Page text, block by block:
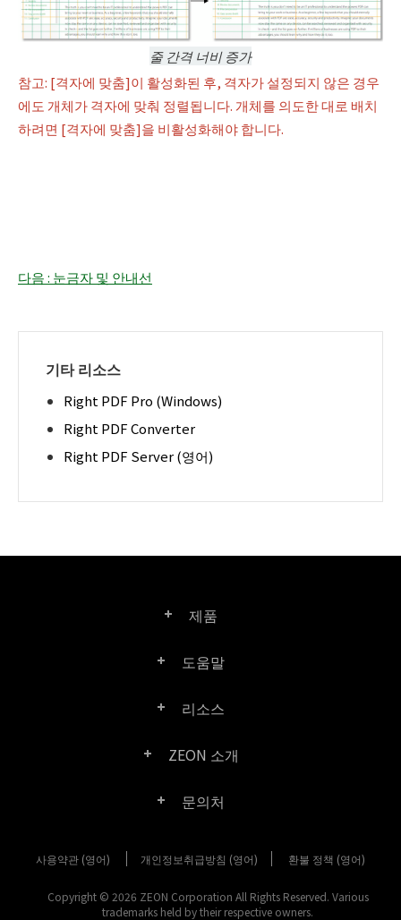
줄 간격 너비 증가
참고: [격자에 맞춤]이 활성화된 후, 격자가 설정되지 않은 경우
에도 개체가 격자에 맞춰 정렬됩니다. 개체를 의도한 대로 배치
하려면 [격자에 맞춤]을 비활성화해야 합니다.
다음 : 눈금자 및 안내선
기타 리소스
Right PDF Pro (Windows)
Right PDF Converter
Right PDF Server (영어)
제품
Right PDF Pro
도움말
FAQ
리소스
제품/라이선스 비교
SDK 리소스 (Right PDF Server 용)
ZEON 소개
회사 소개
미디어 보도
문의처
구매 문의
고객 센터
사용약관 (영어) 개인정보취급방침 (영어) 환불 정책 (영어)
Copyright © 2026 ZEON Corporation All Rights Reserved. Various
trademarks held by their respective owners.